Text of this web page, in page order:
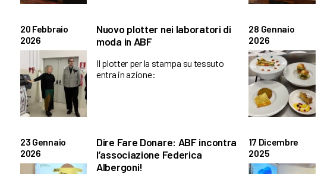
20 Febbraio
2026
Nuovo plotter nei laboratori di
moda in ABF
Il plotter per la stampa su tessuto
entra in azione:
28 Gennaio
2026
23 Gennaio
2026
Dire Fare Donare: ABF incontra
l’associazione Federica
Albergoni!
17 Dicembre
2025